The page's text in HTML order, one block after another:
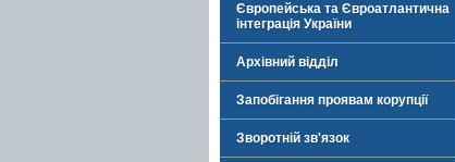
Європейська та Євроатлантична
інтеграція України
Архівний відділ
Запобігання проявам корупції
Зворотній зв'язок